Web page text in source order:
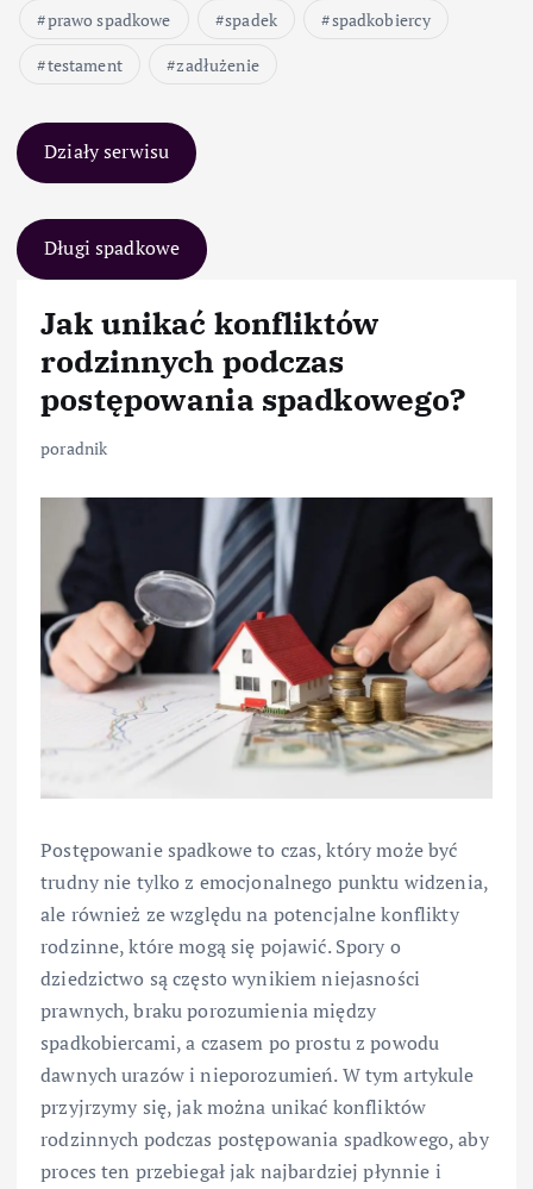
prawo spadkowe
spadek
spadkobiercy
testament
zadłużenie
Działy serwisu
Długi spadkowe
Jak unikać konfliktów
rodzinnych podczas
postępowania spadkowego?
poradnik
Postępowanie spadkowe to czas, który może być
trudny nie tylko z emocjonalnego punktu widzenia,
ale również ze względu na potencjalne konflikty
rodzinne, które mogą się pojawić. Spory o
dziedzictwo są często wynikiem niejasności
prawnych, braku porozumienia między
spadkobiercami, a czasem po prostu z powodu
dawnych urazów i nieporozumień. W tym artykule
przyjrzymy się, jak można unikać konfliktów
rodzinnych podczas postępowania spadkowego, aby
proces ten przebiegał jak najbardziej płynnie i